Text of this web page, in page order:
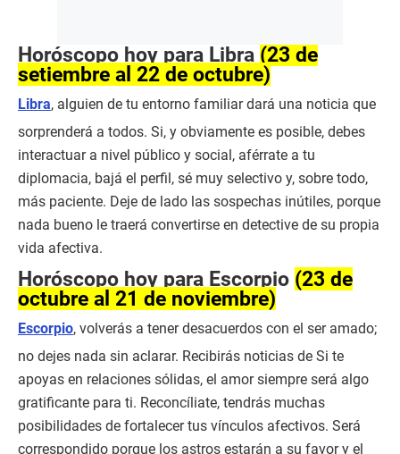
Horóscopo hoy para Libra (23 de
setiembre al 22 de octubre)
Libra, alguien de tu entorno familiar dará una noticia que
sorprenderá a todos. Si, y obviamente es posible, debes
interactuar a nivel público y social, aférrate a tu
diplomacia, bajá el perfil, sé muy selectivo y, sobre todo,
más paciente. Deje de lado las sospechas inútiles, porque
nada bueno le traerá convertirse en detective de su propia
vida afectiva.
Horóscopo hoy para Escorpio (23 de
octubre al 21 de noviembre)
Escorpio, volverás a tener desacuerdos con el ser amado;
no dejes nada sin aclarar. Recibirás noticias de Si te
apoyas en relaciones sólidas, el amor siempre será algo
gratificante para ti. Reconcíliate, tendrás muchas
posibilidades de fortalecer tus vínculos afectivos. Será
correspondido porque los astros estarán a su favor y el